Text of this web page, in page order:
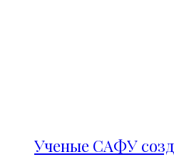
Ученые САФУ